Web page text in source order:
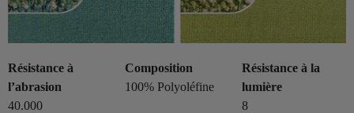
Résistance à
l’abrasion
40.000
Composition
100% Polyoléfine
Résistance à la
lumière
8